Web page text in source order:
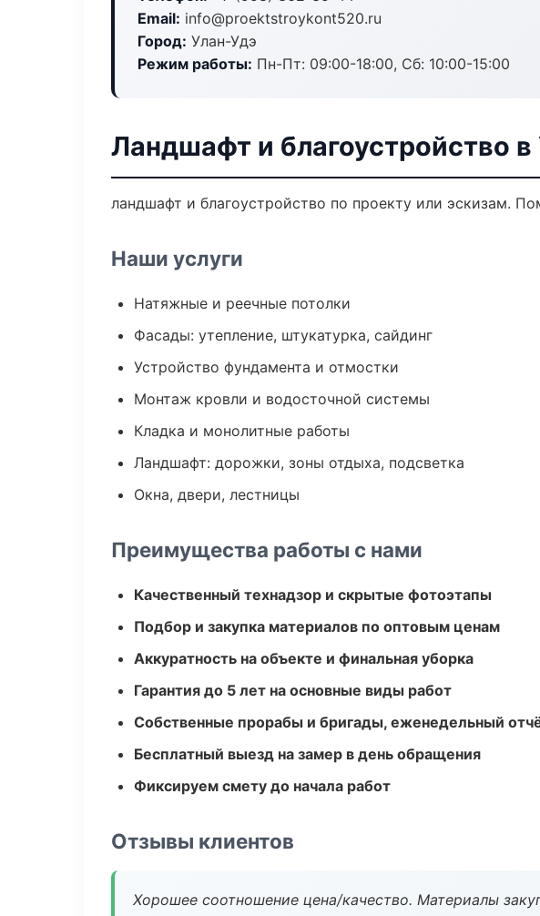
Email: info@proektstroykont520.ru
Город: Улан-Удэ
Режим работы: Пн-Пт: 09:00-18:00, Сб: 10:00-15:00
Ландшафт и благоустройство
ландшафт и благоустройство по проекту или эскизам.
Наши услуги
Натяжные и реечные потолки
Фасады: утепление, штукатурка, сайдинг
Устройство фундамента и отмостки
Монтаж кровли и водосточной системы
Кладка и монолитные работы
Ландшафт: дорожки, зоны отдыха, подсветка
Окна, двери, лестницы
Преимущества работы с нами
Качественный технадзор и скрытые фотоэтапы
Подбор и закупка материалов по оптовым ценам
Аккуратность на объекте и финальная уборка
Гарантия до 5 лет на основные виды работ
Собственные прорабы и бригады, еженедельный
Бесплатный выезд на замер в день обращения
Фиксируем смету до начала работ
Отзывы клиентов
Хорошее соотношение цена/качество. Материалы